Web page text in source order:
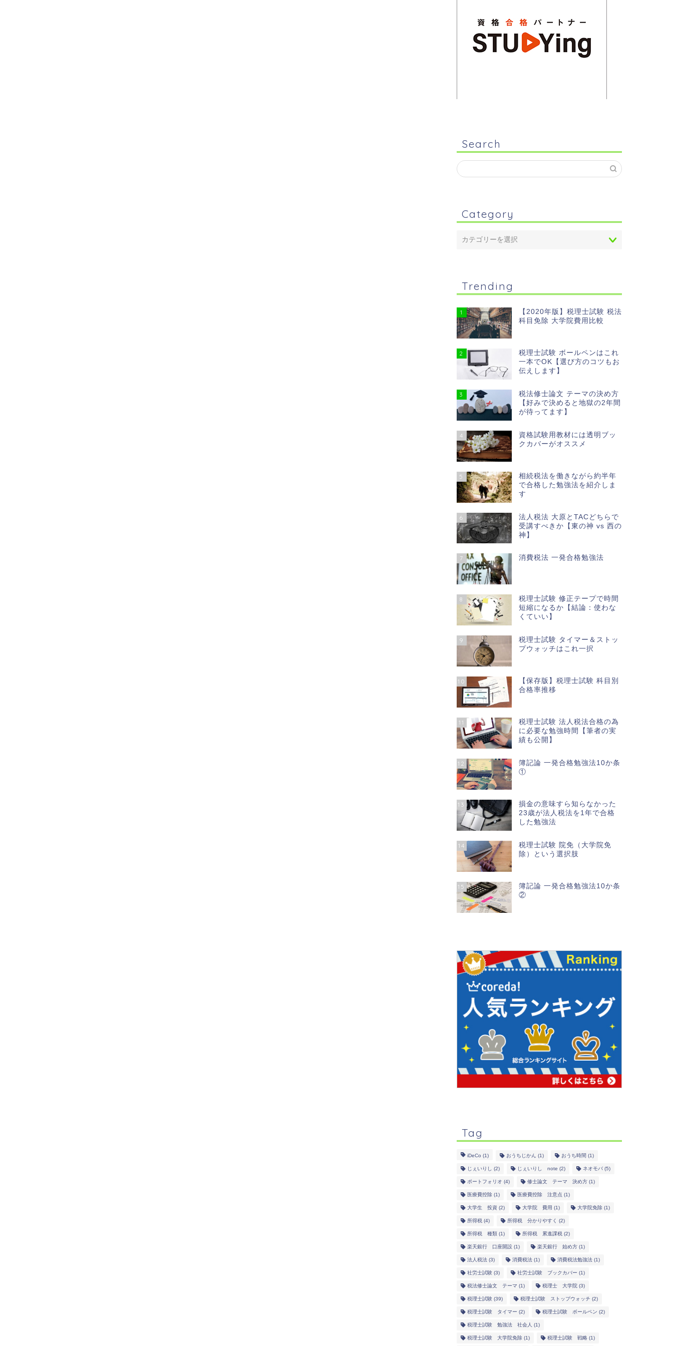
Search
Category
Trending
1
【2020年版】税理士試験 税法
科目免除 大学院費用比較
2
税理士試験 ボールペンはこれ
一本でOK【選び方のコツもお
伝えします】
3
税法修士論文 テーマの決め方
【好みで決めると地獄の2年間
が待ってます】
4
資格試験用教材には透明ブッ
クカバーがオススメ
5
相続税法を働きながら約半年
で合格した勉強法を紹介しま
す
6
法人税法 大原とTACどちらで
受講すべきか【東の神 vs 西の
神】
7 消費税法 一発合格勉強法
8
税理士試験 修正テープで時間
短縮になるか【結論：使わな
くていい】
9
税理士試験 タイマー＆ストッ
プウォッチはこれ一択
10
【保存版】税理士試験 科目別
合格率推移
11
税理士試験 法人税法合格の為
に必要な勉強時間【筆者の実
績も公開】
12
簿記論 一発合格勉強法10か条
①
13
損金の意味すら知らなかった
23歳が法人税法を1年で合格
した勉強法
14
税理士試験 院免（大学院免
除）という選択肢
15
簿記論 一発合格勉強法10か条
②
Tag
iDeCo (1) おうちじかん (1) おうち時間 (1)
じぇいりし (2) じぇいりし note (2) ネオモバ(5)
ポートフォリオ (4) 修士論文 テーマ 決め方(1)
医療費控除(1) 医療費控除 注意点 (1)
大学生 投資(2) 大学院 費用 (1) 大学院免除(1)
所得税 (4) 所得税 分かりやすく (2)
所得税 種類(1) 所得税 累進課税 (2)
楽天銀行 口座開設 (1) 楽天銀行 始め方(1)
法人税法(3) 消費税法(1) 消費税法勉強法(1)
社労士試験(3) 社労士試験 ブックカバー (1)
税法修士論文 テーマ (1) 税理士 大学院(3)
税理士試験(39) 税理士試験 ストップウォッチ (2)
税理士試験 タイマー (2) 税理士試験 ボールペン (2)
税理士試験 勉強法 社会人 (1)
税理士試験 大学院免除(1) 税理士試験 戦略(1)